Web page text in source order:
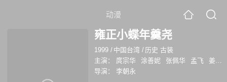
动漫
雍正小蝶年羹尧
1999 / 中国台湾 / 历史 古装
主演：
庹宗华 涂善妮 张佩华 孟飞
姜宏波
导演：
李朝永